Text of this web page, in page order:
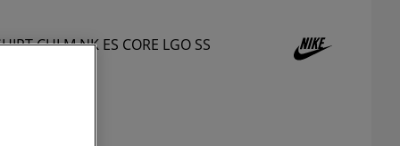
CHI M NK ES CORE LGO SS